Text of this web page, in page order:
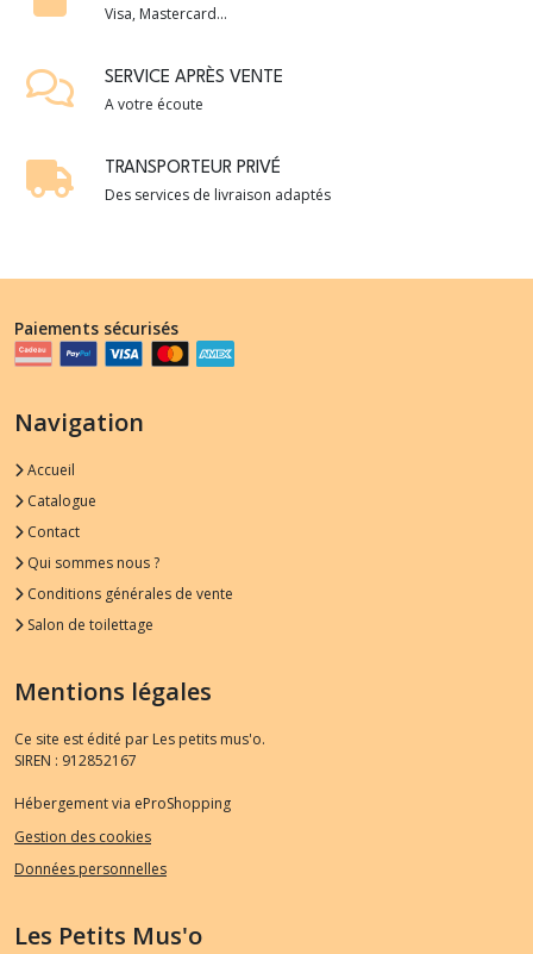
Visa, Mastercard...
SERVICE APRÈS VENTE
A votre écoute
TRANSPORTEUR PRIVÉ
Des services de livraison adaptés
Paiements sécurisés
Navigation
Accueil
Catalogue
Contact
Qui sommes nous ?
Conditions générales de vente
Salon de toilettage
Mentions légales
Ce site est édité par Les petits mus'o.
SIREN : 912852167
Hébergement via eProShopping
Gestion des cookies
Données personnelles
Les Petits Mus'o